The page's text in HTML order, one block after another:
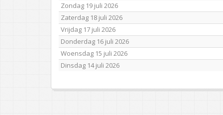
Zondag 19 juli 2026
Zaterdag 18 juli 2026
Vrijdag 17 juli 2026
Donderdag 16 juli 2026
Woensdag 15 juli 2026
Dinsdag 14 juli 2026